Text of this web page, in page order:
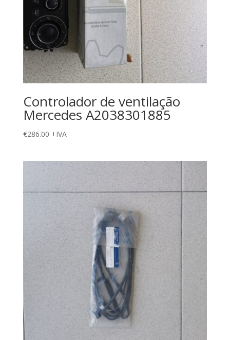
Controlador de ventilação
Mercedes A2038301885
€286.00 +IVA